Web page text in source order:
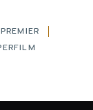
PREMIER